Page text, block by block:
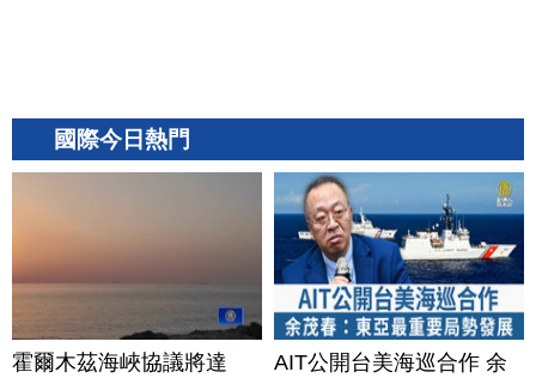
國際今日熱門
霍爾木茲海峽協議將達 AIT公開台美海巡合作 余